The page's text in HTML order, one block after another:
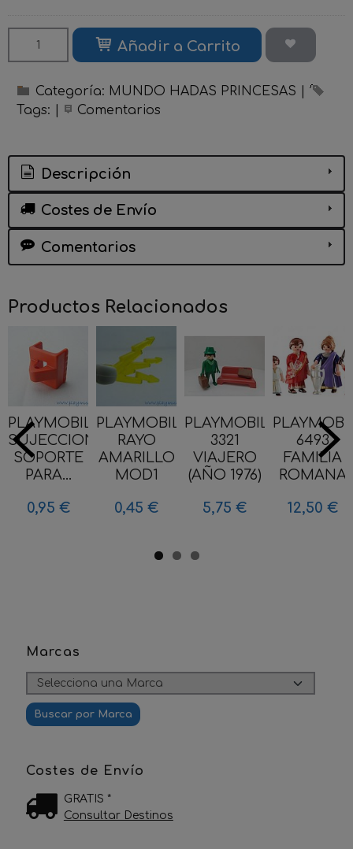
Marcas
Costes de Envío
GRATIS *
Consultar Destinos
Añadir a Carrito
Categoría: MUNDO HADAS PRINCESAS
Tags:
Comentarios
Descripción
Costes de Envío
Comentarios
Productos Relacionados
PLAYMOBIL
SUJECCION
SOPORTE
PARA...
0,95 €
PLAYMOBIL
RAYO
AMARILLO
MOD1
0,45 €
PLAYMOBIL
3321
VIAJERO
(AÑO 1976)
5,75 €
6493
FAMILIA
ROMANA
12,50 €